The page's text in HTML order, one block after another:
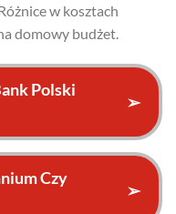
w kosztach
domowy budżet.
Polski
➢
Czy
➢